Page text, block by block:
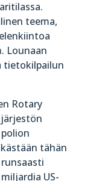
teema,
Lounaan
tietokilpailun
Rotary
tähän
US-